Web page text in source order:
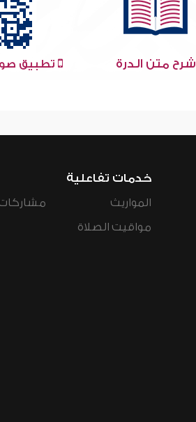
شرح متن الدرة تطبيق
خدمات تفاعلية
المواريث
مواقيت الصلاة
مشاركات